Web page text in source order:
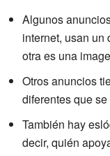
Algunos
internet, usan un
otra es una
Otros anuncios
diferentes que
También hay
decir, quién